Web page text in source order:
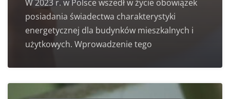
W 2023 r. w Polsce wszedł w życie obowiązek
posiadania świadectwa charakterystyki
energetycznej dla budynków mieszkalnych i
użytkowych. Wprowadzenie tego